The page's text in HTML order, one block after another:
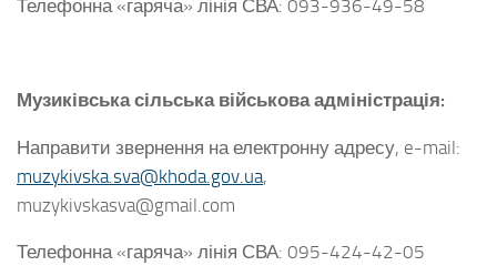
Телефонна «гаряча» лінія СВА: 093-936-49-58
Музиківська сільська військова адміністрація:
Направити звернення на електронну адресу, e-mail:
muzykivska.sva@khoda.gov.ua,
muzykivskasva@gmail.com
Телефонна «гаряча» лінія СВА: 095-424-42-05